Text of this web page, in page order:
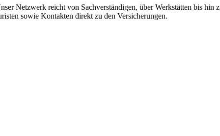
Netzwerk reicht von Sachverständigen, über Werkstätten bis hin
sowie Kontakten direkt zu den Versicherungen.